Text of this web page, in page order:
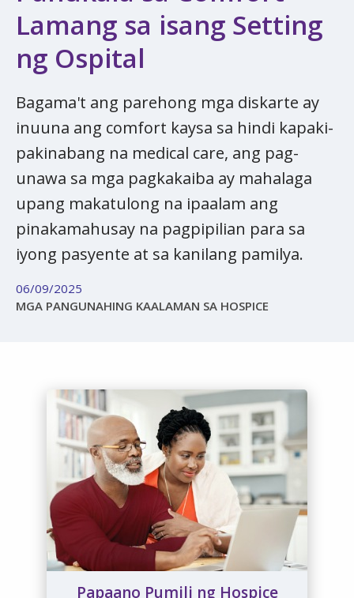
Lamang sa isang Setting
ng Ospital
Bagama't ang parehong mga diskarte ay
inuuna ang comfort​​​​​​​ kaysa sa hindi kapaki-
pakinabang na medical care, ang pag-
unawa sa mga pagkakaiba ay mahalaga
upang makatulong na ipaalam ang
pinakamahusay na pagpipilian para sa
iyong pasyente at sa kanilang pamilya.
06/09/2025
MGA PANGUNAHING KAALAMAN SA HOSPICE
Papaano Pumili ng Hospice